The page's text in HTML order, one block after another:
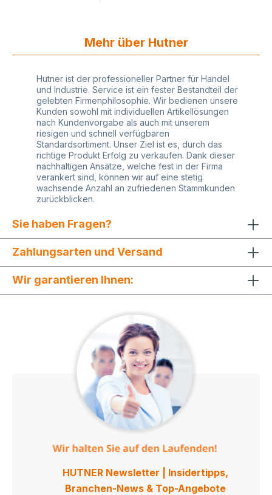
Mehr über Hutner
Hutner ist der professioneller Partner für Handel
und Industrie. Service ist ein fester Bestandteil der
gelebten Firmenphilosophie. Wir bedienen unsere
Kunden sowohl mit individuellen Artikellösungen
nach Kundenvorgabe als auch mit unserem
riesigen und schnell verfügbaren
Standardsortiment. Unser Ziel ist es, durch das
richtige Produkt Erfolg zu verkaufen. Dank dieser
nachhaltigen Ansätze, welche fest in der Firma
verankert sind, können wir auf eine stetig
wachsende Anzahl an zufriedenen Stammkunden
zurückblicken.
Sie haben Fragen?
Zahlungsarten und Versand
Wir garantieren Ihnen:
HUTNER Newsletter | Insidertipps,
Branchen-News & Top-Angebote